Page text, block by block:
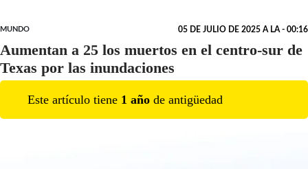
MUNDO 05 DE JULIO DE 2025 A LA - 00:16
Aumentan a 25 los muertos en el centro-sur de
Texas por las inundaciones
Este artículo tiene 1 año de antigüedad